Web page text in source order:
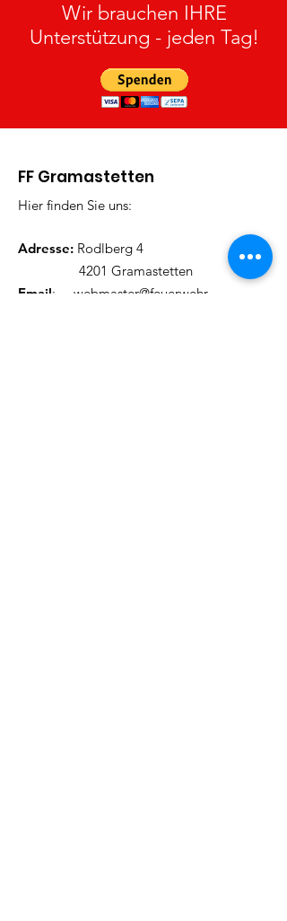
Wir brauchen IHRE
Unterstützung - jeden Tag!
FF Gramastetten
Hier finden Sie uns:
Adresse: Rodlberg 4
4201 Gramastetten
Email: webmaster@feuerwehr-